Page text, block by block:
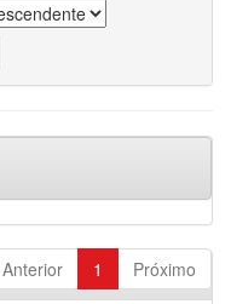
Anterior 1 Próximo